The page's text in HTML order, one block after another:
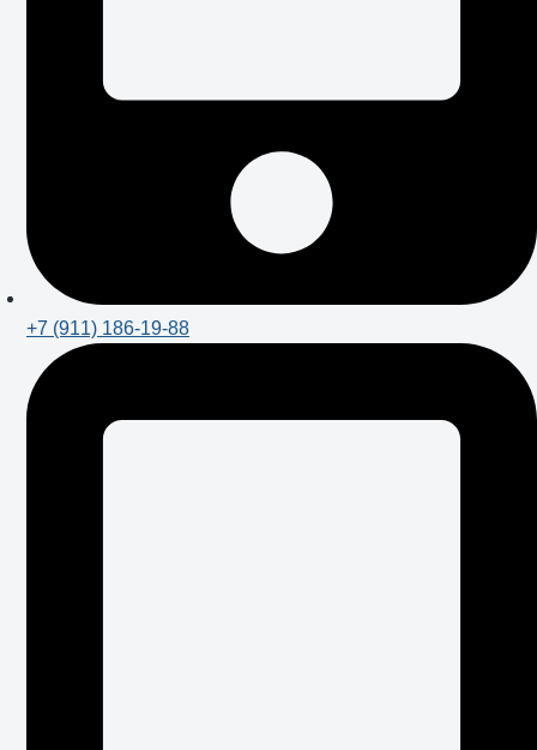
+7 (911) 186-19-88